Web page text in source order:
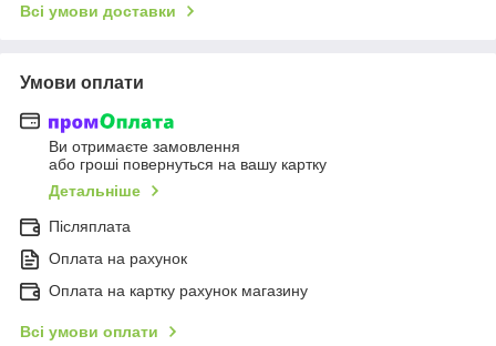
Всі умови доставки
Умови оплати
Ви отримаєте замовлення
або гроші повернуться на вашу картку
Детальніше
Післяплата
Оплата на рахунок
Оплата на картку рахунок магазину
Всі умови оплати